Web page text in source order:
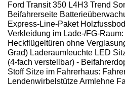
Ford Transit 350 L4H3 Trend
Beifahrerseite
Express-Line-Paket
Verkleidung im Lade-/FG-
Heckflügeltüren ohne
Grad) Laderaumleuchte LED
(4-fach verstellbar) -
Stoff Sitze im Fahrerhaus:
Lendenwirbelstütze Armlehne